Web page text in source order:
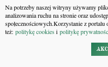
Na potrzeby naszej witryny używamy
analizowania ruchu na stronie oraz
społecznościowych.Korzystanie z portalu
też: politykę cookiesi politykę
Kodeks spółek
Kodeks